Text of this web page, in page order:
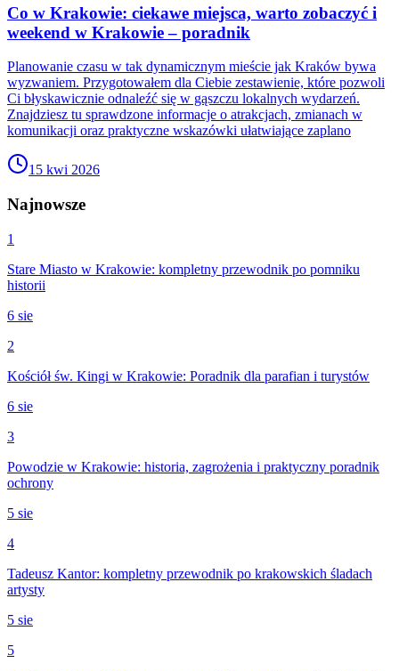
Co w Krakowie: ciekawe miejsca, warto zobaczyć i
weekend w Krakowie – poradnik
Planowanie czasu w tak dynamicznym mieście jak Kraków bywa
wyzwaniem. Przygotowałem dla Ciebie zestawienie, które pozwoli
Ci błyskawicznie odnaleźć się w gąszczu lokalnych wydarzeń.
Znajdziesz tu sprawdzone informacje o atrakcjach, zmianach w
komunikacji oraz praktyczne wskazówki ułatwiające zaplano
15 kwi 2026
Najnowsze
1
Stare Miasto w Krakowie: kompletny przewodnik po pomniku
historii
6 sie
2
Kościół św. Kingi w Krakowie: Poradnik dla parafian i turystów
6 sie
3
Powodzie w Krakowie: historia, zagrożenia i praktyczny poradnik
ochrony
5 sie
4
Tadeusz Kantor: kompletny przewodnik po krakowskich śladach
artysty
5 sie
5